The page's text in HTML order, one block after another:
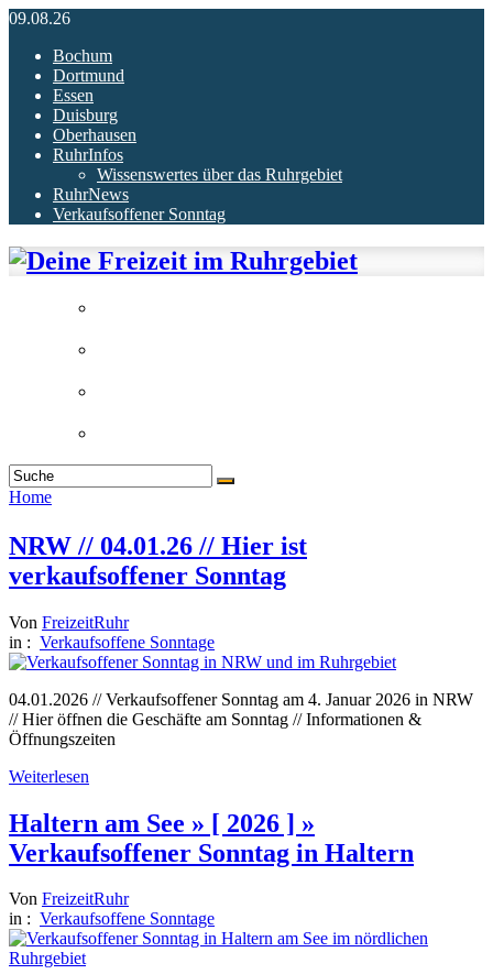
09.08.26
Bochum
Dortmund
Essen
Duisburg
Oberhausen
RuhrInfos
Wissenswertes über das Ruhrgebiet
RuhrNews
Verkaufsoffener Sonntag
Home
NRW // 04.01.26 // Hier ist
verkaufsoffener Sonntag
Von FreizeitRuhr
in : Verkaufsoffene Sonntage
04.01.2026 // Verkaufsoffener Sonntag am 4. Januar 2026 in NRW
// Hier öffnen die Geschäfte am Sonntag // Informationen &
Öffnungszeiten
Weiterlesen
Haltern am See » [ 2026 ] »
Verkaufsoffener Sonntag in Haltern
Von FreizeitRuhr
in : Verkaufsoffene Sonntage